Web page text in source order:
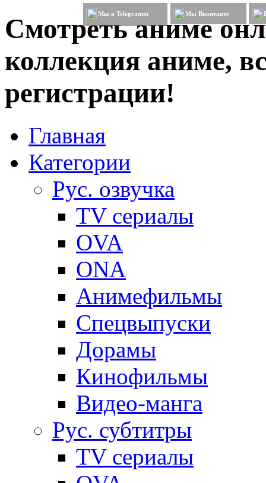
Смотреть аниме
коллекция аниме,
регистрации!
Мы в Telegramm Мы Вконтакте
Главная
Категории
Рус. озвучка
TV сериалы
OVA
ONA
Анимефильмы
Спецвыпуски
Дорамы
Кинофильмы
Видео-манга
Рус. субтитры
TV сериалы